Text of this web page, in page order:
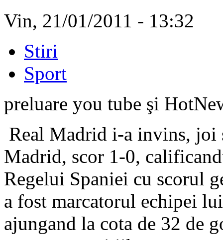
Vin, 21/01/2011 - 13:32
Stiri
Sport
preluare you tube şi
Real Madrid i-a invins, joi
Madrid, scor 1-0,
Regelui Spaniei cu scorul
a fost marcatorul echipei
ajungand la cota de 32 de